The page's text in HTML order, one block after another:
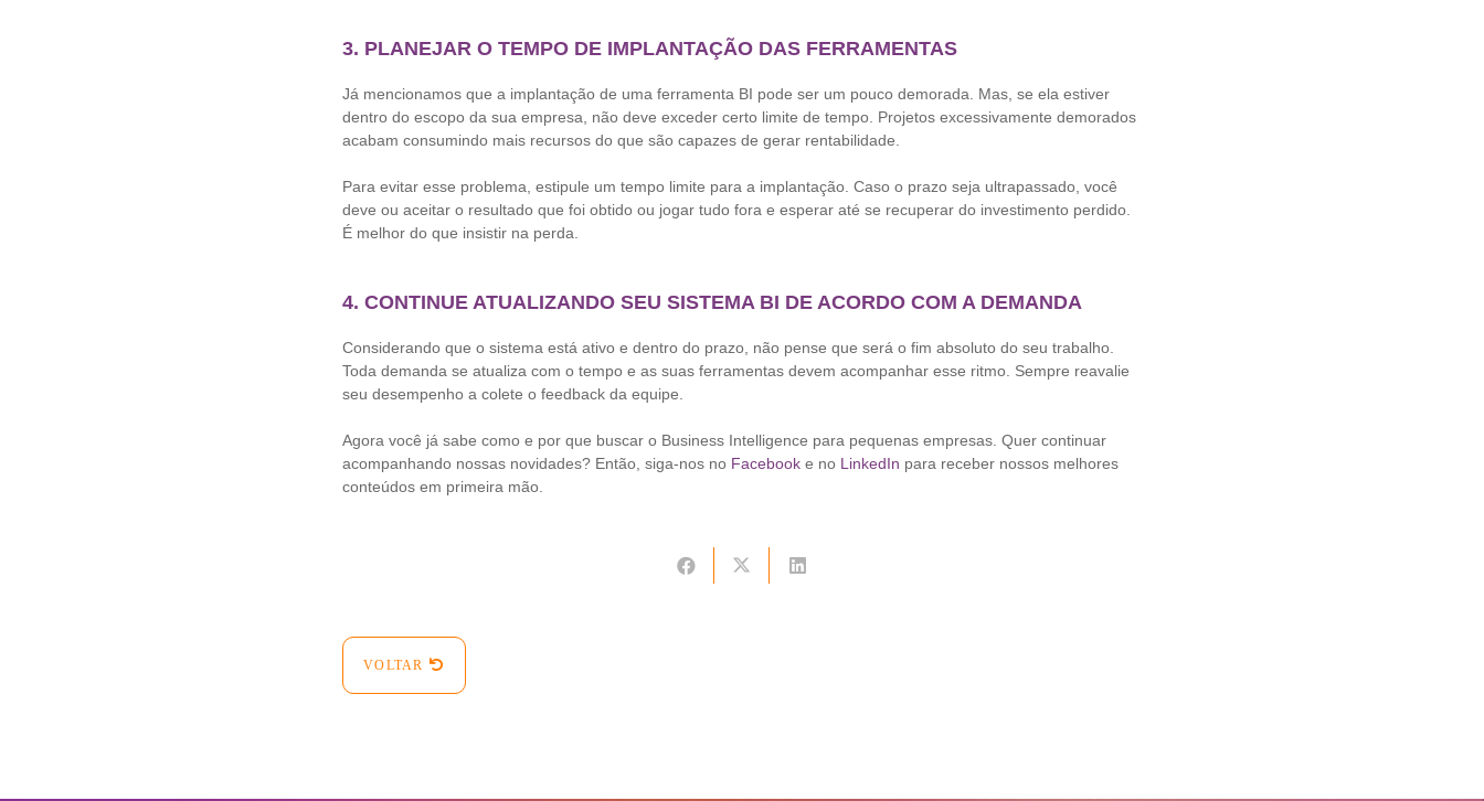
3. PLANEJAR O TEMPO DE IMPLANTAÇÃO DAS FERRAMENTAS
Já mencionamos que a implantação de uma ferramenta BI pode ser um pouco demorada. Mas, se ela estiver
dentro do escopo da sua empresa, não deve exceder certo limite de tempo. Projetos excessivamente demorados
acabam consumindo mais recursos do que são capazes de gerar rentabilidade.
Para evitar esse problema, estipule um tempo limite para a implantação. Caso o prazo seja ultrapassado, você
deve ou aceitar o resultado que foi obtido ou jogar tudo fora e esperar até se recuperar do investimento perdido.
É melhor do que insistir na perda.
4. CONTINUE ATUALIZANDO SEU SISTEMA BI DE ACORDO COM A DEMANDA
Considerando que o sistema está ativo e dentro do prazo, não pense que será o fim absoluto do seu trabalho.
Toda demanda se atualiza com o tempo e as suas ferramentas devem acompanhar esse ritmo. Sempre reavalie
seu desempenho a colete o feedback da equipe.
Agora você já sabe como e por que buscar o Business Intelligence para pequenas empresas. Quer continuar
acompanhando nossas novidades? Então, siga-nos no Facebook e no LinkedIn para receber nossos melhores
conteúdos em primeira mão.
VOLTAR